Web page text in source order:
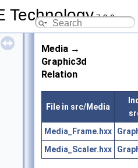
Technology7.9.0
Media →
Graphic3d
Relation
File in src/Media
Media_Frame.hxx
Media_Scaler.hxx